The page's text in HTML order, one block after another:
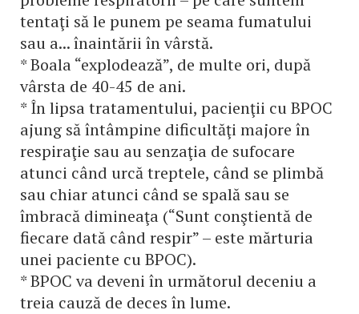
tentaţi să le punem pe seama fumatului
sau a... înaintării în vârstă.
* Boala “explodează”, de multe ori, după
vârsta de 40-45 de ani.
* În lipsa tratamentului, pacienţii cu BPOC
ajung să întâmpine dificultăţi majore în
respiraţie sau au senzaţia de sufocare
atunci când urcă treptele, când se plimbă
sau chiar atunci când se spală sau se
îmbracă dimineaţa (“Sunt conştientă de
fiecare dată când respir” – este mărturia
unei paciente cu BPOC).
* BPOC va deveni în următorul deceniu a
treia cauză de deces în lume.